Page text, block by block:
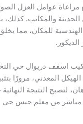
مراعاة عوامل العزل
الحديثة والمكاتب. كذلك،
للمكان، مما
اسقف دريوال حي
المعدني، مرورًا
لتصبح النتيجة
مباشر من معلم جبس حي